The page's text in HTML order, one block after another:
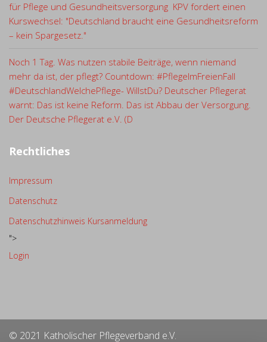
für Pflege und Gesundheitsversorgung KPV fordert einen
Kurswechsel: "Deutschland braucht eine Gesundheitsreform
– kein Spargesetz."
Noch 1 Tag. Was nutzen stabile Beiträge, wenn niemand
mehr da ist, der pflegt? Countdown: #PflegeImFreienFall
#DeutschlandWelchePflege- WillstDu? Deutscher Pflegerat
warnt: Das ist keine Reform. Das ist Abbau der Versorgung.
Der Deutsche Pflegerat e.V. (D
Rechtliches
Impressum
Datenschutz
Datenschutzhinweis Kursanmeldung
">
Login
© 2021 Katholischer Pflegeverband e.V.